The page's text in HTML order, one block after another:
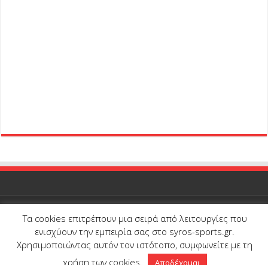
© Copyright 2026, All Rights Reserved |Syros-Sports.gr| Proudly
developed and hosted byOnedot
Τα cookies επιτρέπουν μια σειρά από λειτουργίες που
ενισχύουν την εμπειρία σας στο syros-sports.gr.
Χρησιμοποιώντας αυτόν τον ιστότοπο, συμφωνείτε με τη
χρήση των cookies.
Αποδέχομαι